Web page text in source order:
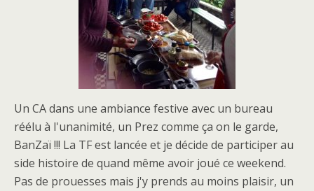
Un CA dans une ambiance festive avec un bureau
réélu à l'unanimité, un Prez comme ça on le garde,
BanZaï !!! La TF est lancée et je décide de participer au
side histoire de quand même avoir joué ce weekend.
Pas de prouesses mais j'y prends au moins plaisir, un